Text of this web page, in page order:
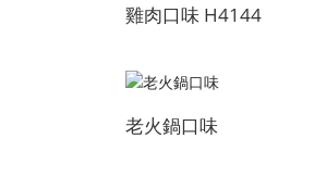
雞肉口味 H4144
老火鍋口味